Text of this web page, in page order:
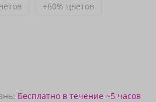
+60% цветов
Бесплатно в течение ~5 часов